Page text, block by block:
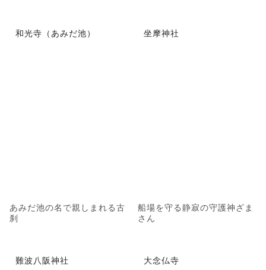
和光寺（あみだ池）
あみだ池の名で親しまれる古
刹
坐摩神社
船場を守る静寂の守護神ざま
さん
難波八阪神社 大念仏寺